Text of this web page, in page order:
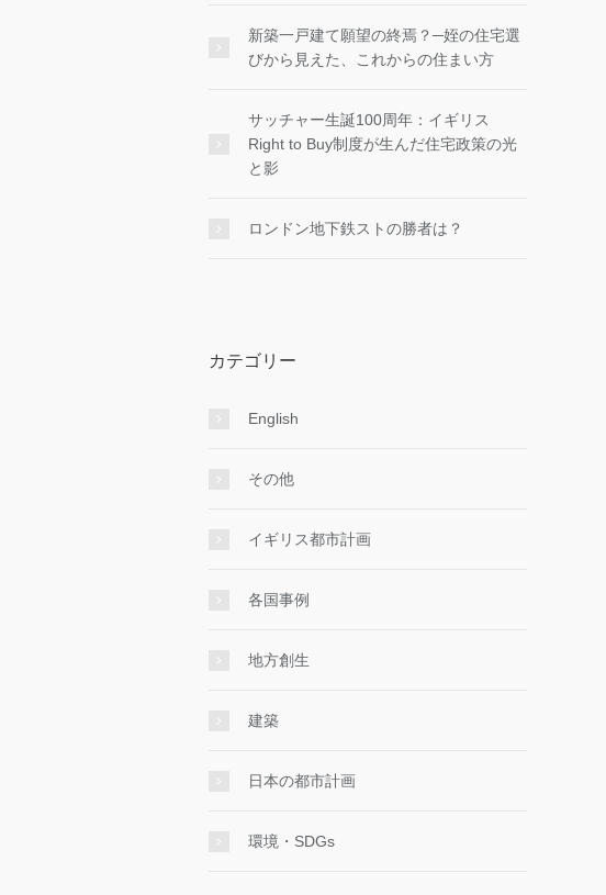
新築一戸建て願望の終焉？─姪の住宅選
びから見えた、これからの住まい方
サッチャー生誕100周年：イギリス
Right to Buy制度が生んだ住宅政策の光
と影
ロンドン地下鉄ストの勝者は？
カテゴリー
English
その他
イギリス都市計画
各国事例
地方創生
建築
日本の都市計画
環境・SDGs